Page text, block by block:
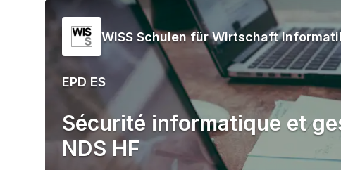
WISS Schulen für Wirtschaft
EPD ES
Sécurité informatique et
NDS HF